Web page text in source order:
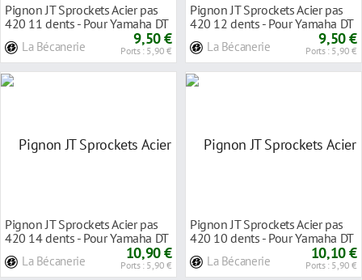
Pignon JT Sprockets Acier pas
420 11 dents - Pour Yamaha DT
La Bécanerie 9,50 €
Ports : 5,90 €
Pignon JT Sprockets Acier pas
420 12 dents - Pour Yamaha DT
La Bécanerie 9,50 €
Ports : 5,90 €
Pignon JT Sprockets Acier pas
420 14 dents - Pour Yamaha DT
La Bécanerie 10,90 €
Ports : 5,90 €
Pignon JT Sprockets Acier pas
420 10 dents - Pour Yamaha DT
La Bécanerie 10,10 €
Ports : 5,90 €